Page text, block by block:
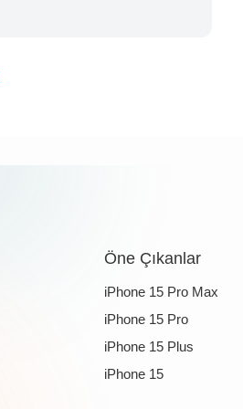
Öne Çıkanlar
iPhone 15 Pro Max
iPhone 15 Pro
iPhone 15 Plus
iPhone 15